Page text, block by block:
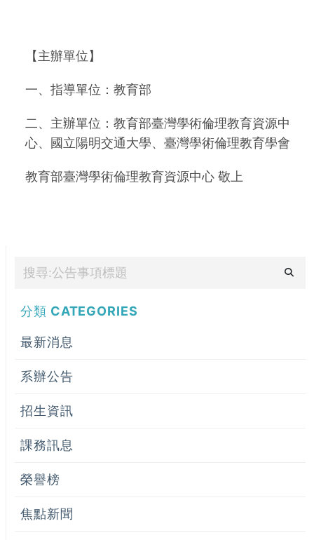
【主辦單位】
一、指導單位：教育部
二、主辦單位：教育部臺灣學術倫理教育資源中
心、國立陽明交通大學、臺灣學術倫理教育學會
教育部臺灣學術倫理教育資源中心 敬上
分類 CATEGORIES
最新消息
系辦公告
招生資訊
課務訊息
榮譽榜
焦點新聞